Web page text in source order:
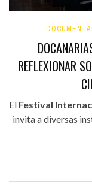
REFLEXIONAR
El Festival
invita a diversas